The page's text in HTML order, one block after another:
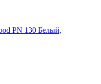
PN 130 Белый,